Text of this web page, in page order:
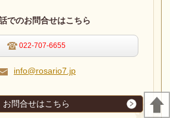
でのお問合せはこちら
022-707-6655
info@rosario7.jp
お問合せはこちら